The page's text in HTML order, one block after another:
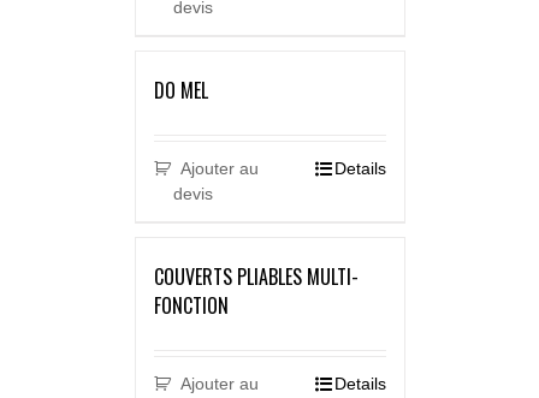
devis
DO MEL
Ajouter au
devis
Details
COUVERTS PLIABLES MULTI-
FONCTION
Ajouter au
Details